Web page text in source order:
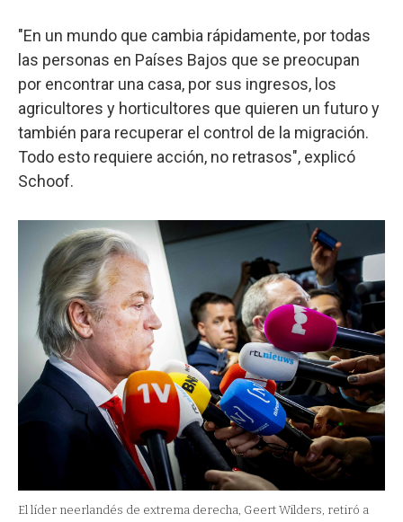
"En un mundo que cambia rápidamente, por todas
las personas en Países Bajos que se preocupan
por encontrar una casa, por sus ingresos, los
agricultores y horticultores que quieren un futuro y
también para recuperar el control de la migración.
Todo esto requiere acción, no retrasos", explicó
Schoof.
El líder neerlandés de extrema derecha, Geert Wilders, retiró a